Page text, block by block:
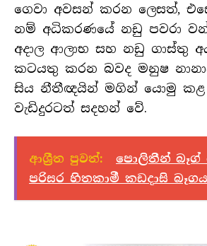
ගෙවා අවසන් කරන ලෙසත්,
නම් අධිකරණයේ නඩු පවරා
අදාල ආලාභ සහ නඩු ගාස්තු
කටයතු කරන බවද මනුෂ
සිය නීතීඥයින් මගින් යොමු කළ
වැඩිදුරටත් සදහන් වේ.
ආශ්‍රීත පුවත්:
පොලිතීන් බෑග්
පරිසර හිතකාමී කඩදාසි